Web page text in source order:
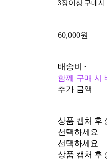
3장이상 구매
60,000원
배송비-
함께 구매 시
추가 금액
상품 캡처 후
선택하세요.
선택하세요.
상품 캡처 후